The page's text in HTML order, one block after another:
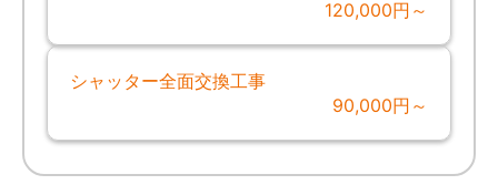
120,000円～
シャッター全面交換工事
90,000円～